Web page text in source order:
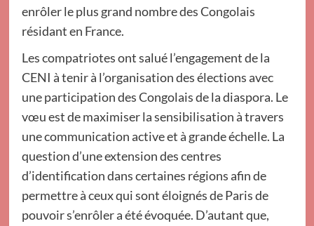
enrôler le plus grand nombre des Congolais
résidant en France.
Les compatriotes ont salué l’engagement de la
CENI à tenir à l’organisation des élections avec
une participation des Congolais de la diaspora. Le
vœu est de maximiser la sensibilisation à travers
une communication active et à grande échelle. La
question d’une extension des centres
d’identification dans certaines régions afin de
permettre à ceux qui sont éloignés de Paris de
pouvoir s’enrôler a été évoquée. D’autant que,